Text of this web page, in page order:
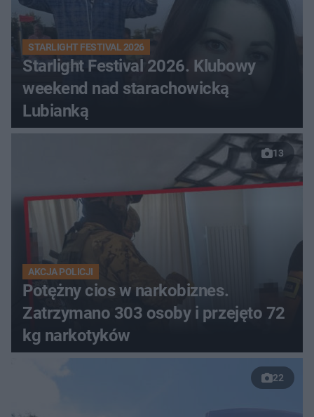
STARLIGHT FESTIVAL 2026
Starlight Festival 2026. Klubowy
weekend nad starachowicką
Lubianką
13
AKCJA POLICJI
Potężny cios w narkobiznes.
Zatrzymano 303 osoby i przejęto 72
kg narkotyków
22